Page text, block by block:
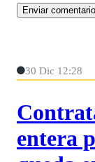
30 Dic 12:28
entera